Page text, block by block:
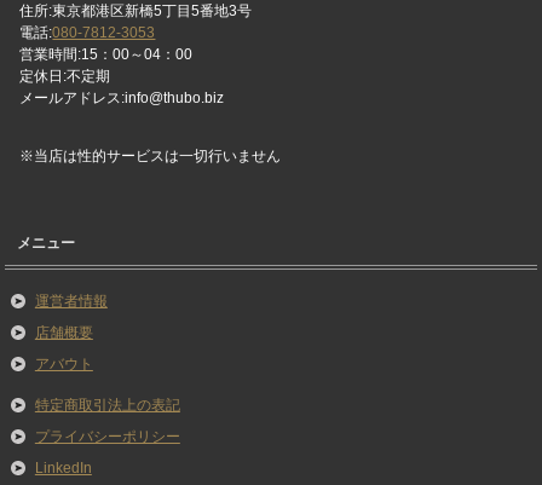
住所:東京都港区新橋5丁目5番地3号
電話:080-7812-3053
営業時間:15：00～04：00
定休日:不定期
メールアドレス:info@thubo.biz
※当店は性的サービスは一切行いません
メニュー
運営者情報
店舗概要
アバウト
特定商取引法上の表記
プライバシーポリシー
LinkedIn